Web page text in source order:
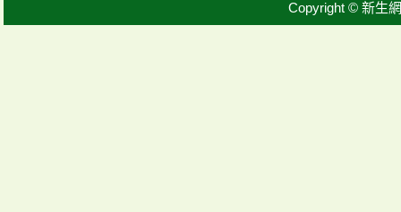
Copyright © 新生